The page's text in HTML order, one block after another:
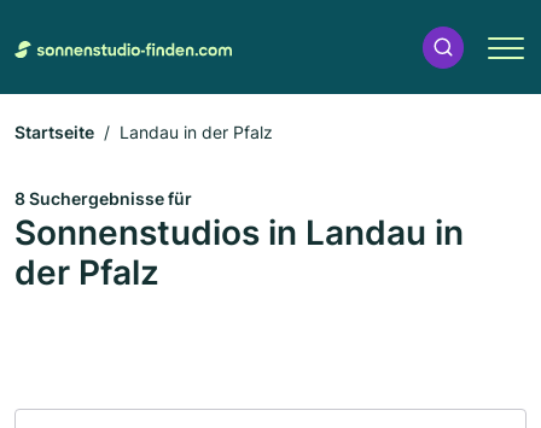
Startseite Landau in der Pfalz
8 Suchergebnisse für
Sonnenstudios in Landau in
der Pfalz